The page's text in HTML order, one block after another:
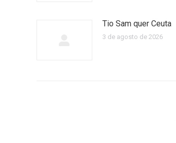
Tio Sam quer Ceuta
3 de agosto de 2026